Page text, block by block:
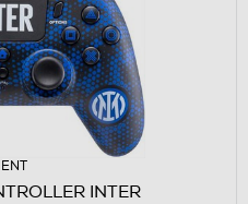
INTER